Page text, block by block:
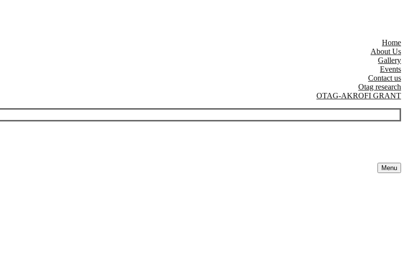
Home
About Us
Gallery
Events
Contact us
Otag research
OTAG-AKROFI GRANT
Menu